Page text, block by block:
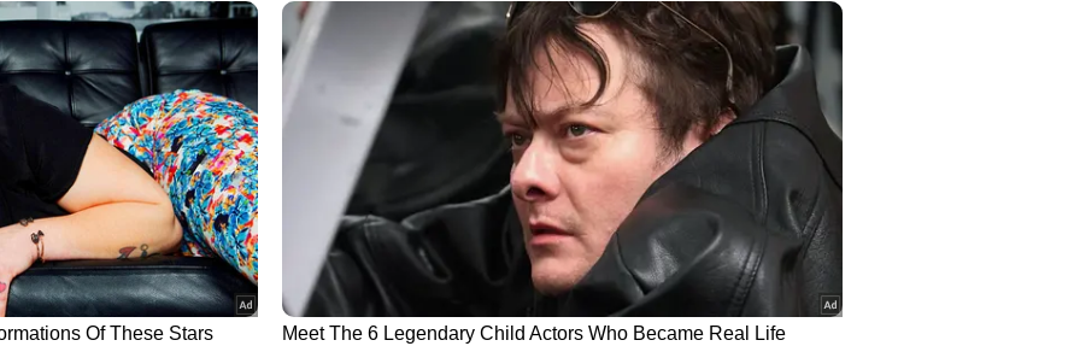
ദൃശ്യങ്ങള്‍ എന്ന പേരില്‍ വൈറലായ
എന്ന അവകാശവാദത്തോടെ